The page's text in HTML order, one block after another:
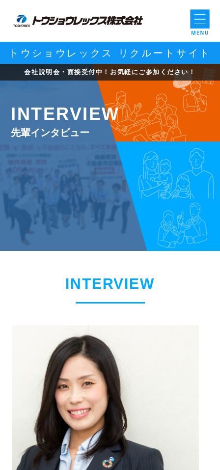
トウショウレックス リクルートサイト
会社説明会・面接受付中！お気軽にご参加ください！
INTERVIEW
先輩インタビュー
INTERVIEW